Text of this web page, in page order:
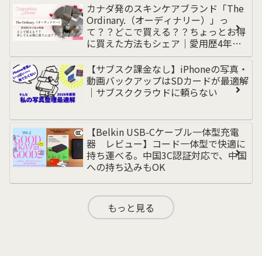
カナダ発のスキンケアブランド「The
Ordinary.（オーディナリー）」っ
て？？どこで買える？？ちょっとお得
に買えた方法もシェア｜愛用歴4年超
えの私が解説
【サブスク課金なし】iPhoneの写真・
動画バックアップはSDカードが最適解
｜サブスククラウドに頼らない
【Belkin USB-Cケーブル一体型充電
器 レビュー】コード一体型で快適に
持ち運べる。中国3C認証対応で、中国
への持ち込みもOK
もっと見る